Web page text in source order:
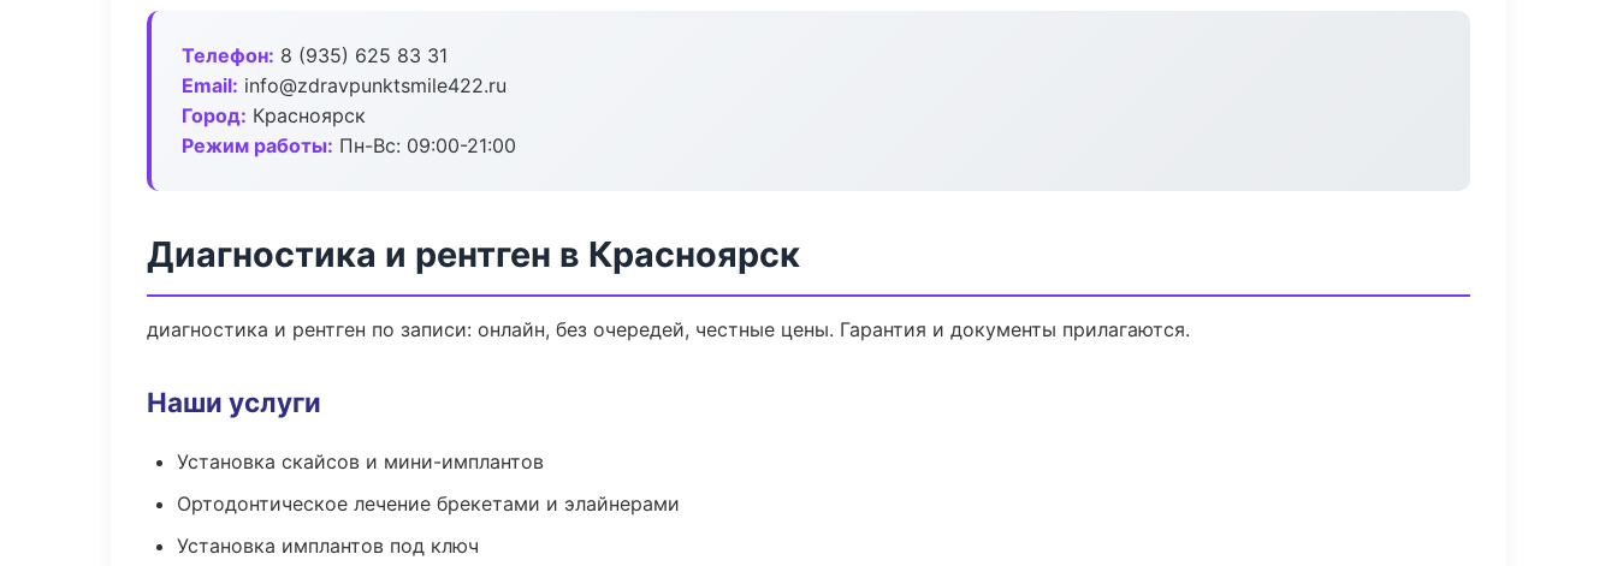
Телефон: 8 (935) 625 83 31
Email: info@zdravpunktsmile422.ru
Город: Красноярск
Режим работы: Пн-Вс: 09:00-21:00
Диагностика и рентген в Красноярск
диагностика и рентген по записи: онлайн, без очередей, честные цены. Гарантия и документы прилагаются.
Наши услуги
Установка скайсов и мини-имплантов
Ортодонтическое лечение брекетами и элайнерами
Установка имплантов под ключ